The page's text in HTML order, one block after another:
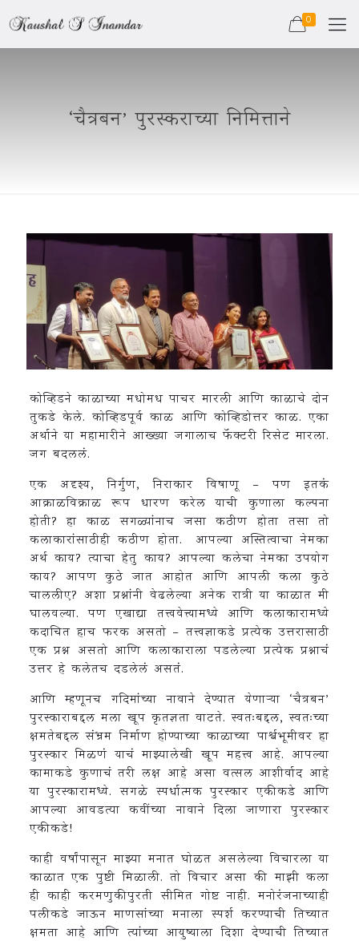
0
‘चैत्रबन’ पुरस्कराच्या निमित्ताने
कोव्हिडने काळाच्या मधोमध पाचर मारली आणि काळाचे दोन
तुकडे केले. कोव्हिडपूर्व काळ आणि कोव्हिडोत्तर काळ. एका
अर्थाने या महामारीने आख्ख्या जगालाच फॅक्टरी रिसेट मारला.
जग बदललं.
एक अदृश्य, निर्गुण, निराकार विषाणू – पण इतकं
आक्राळविक्राळ रूप धारण करेल याची कुणाला कल्पना
होती? हा काळ सगळ्यांनाच जसा कठीण होता तसा तो
कलाकारांसाठीही कठीण होता. आपल्या अस्तित्वाचा नेमका
अर्थ काय? त्याचा हेतु काय? आपल्या कलेचा नेमका उपयोग
काय? आपण कुठे जात आहोत आणि आपली कला कुठे
चाललीए? अशा प्रश्नांनी वेढलेल्या अनेक रात्री या काळात मी
घालवल्या. पण एखाद्या तत्त्ववेत्त्यामध्ये आणि कलाकारामध्ये
कदाचित हाच फरक असतो – तत्त्वज्ञाकडे प्रत्येक उत्तरासाठी
एक प्रश्न असतो आणि कलाकाराला पडलेल्या प्रत्येक प्रश्नाचं
उत्तर हे कलेतच दडलेलं असतं.
आणि म्हणूनच गदिमांच्या नावाने देण्यात येणाऱ्या ‘चैत्रबन’
पुरस्काराबद्दल मला खूप कृतज्ञता वाटते. स्वतःबद्दल, स्वतःच्या
क्षमतेबद्दल संभ्रम निर्माण होण्याच्या काळाच्या पार्श्वभूमीवर हा
पुरस्कार मिळणं याचं माझ्यालेखी खूप महत्त्व आहे. आपल्या
कामाकडे कुणाचं तरी लक्ष आहे असा वत्सल आशीर्वाद आहे
या पुरस्कारामध्ये. सगळे स्पर्धात्मक पुरस्कार एकीकडे आणि
आपल्या आवडत्या कवींच्या नावाने दिला जाणारा पुरस्कार
एकीकडे!
काही वर्षांपासून माझ्या मनात घोळत असलेल्या विचारला या
काळात एक पुष्टी मिळाली. तो विचार असा की माझी कला
ही काही करमणुकीपुरती सीमित गोष्ट नाही. मनोरंजनाच्याही
पलीकडे जाऊन माणसांच्या मनाला स्पर्श करण्याची तिच्यात
क्षमता आहे आणि त्यांच्या आयुष्याला दिशा देण्याची तिच्यात